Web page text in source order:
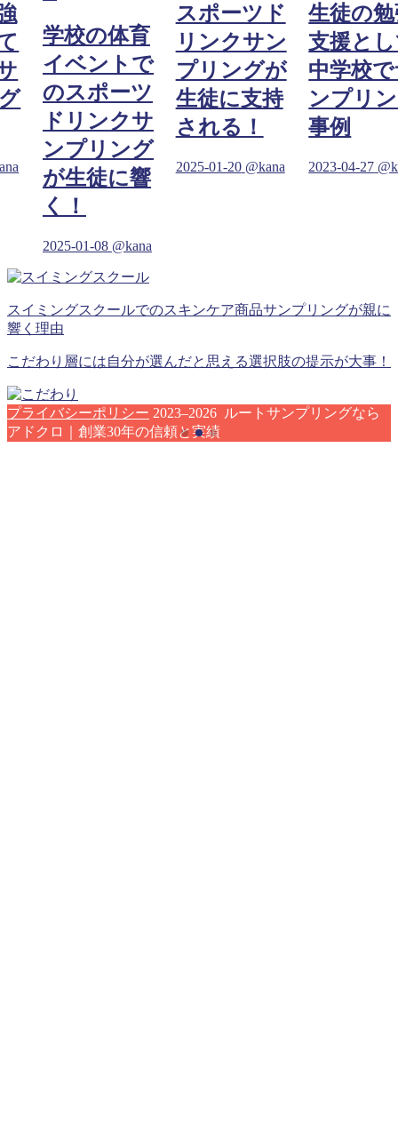
学校の体育
イベントで
のスポーツ
ドリンクサ
ンプリング
が生徒に響
く！
2025-01-08 @kana
スポーツド
リンクサン
プリングが
生徒に支持
される！
2025-01-20 @kana
生徒の
支援と
中学校
ンプリ
事例
2023-04-27
スイミングスクールでのスキンケア商品サンプリングが親に
響く理由
こだわり層には自分が選んだと思える選択肢の提示が大事！
プライバシーポリシー 2023–2026 ルートサンプリングなら
アドクロ｜創業30年の信頼と実績